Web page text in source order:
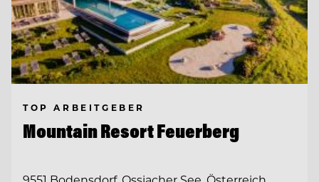
TOP ARBEITGEBER
Mountain Resort Feuerberg